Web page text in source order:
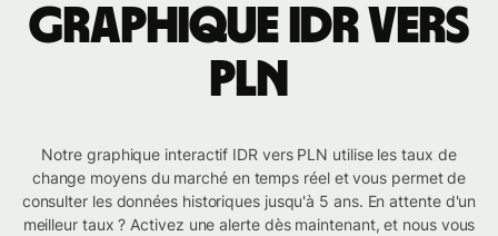
Graphique IDR vers
PLN
Notre graphique interactif IDR vers PLN utilise les taux de
change moyens du marché en temps réel et vous permet de
consulter les données historiques jusqu'à 5 ans. En attente d'un
meilleur taux ? Activez une alerte dès maintenant, et nous vous